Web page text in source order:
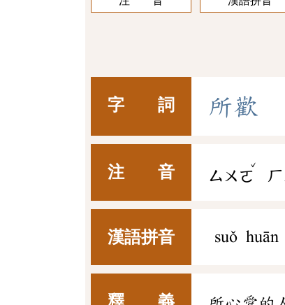
字 詞 所歡
注 音 ㄙㄨㄛ
ˇ
漢語拼音 suǒ huān